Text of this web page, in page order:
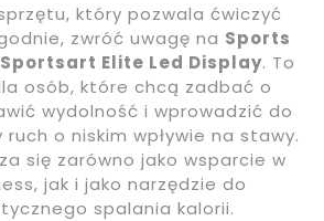
który pozwala ćwiczyć
zwróć uwagę na Sports
Elite Led Display. To
osób, które chcą zadbać o
wydolność i wprowadzić do
o niskim wpływie na stawy.
się zarówno jako wsparcie w
jak i jako narzędzie do
spalania kalorii.